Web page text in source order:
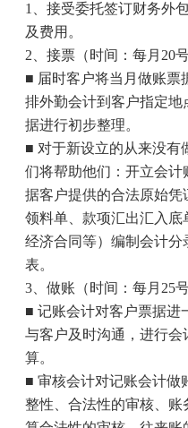
1
、接受委托签订财务外
及费用。
2 、接票（时间：每月 20
■ 届时客户将当月做账票
排外勤会计到客户指定
据进行初步整理。
■ 对于新设立的从来没有
们将帮助他们：开立会
据客户提供的合法原始凭
领料单、款项汇出汇入
经济合同等）编制会计
表。
3 、做账（时间：每月 25
■ 记账会计对客户票据进
与客户及时沟通，进行
算。
■ 审核会计对记账会计做
整性、合法性的审核、